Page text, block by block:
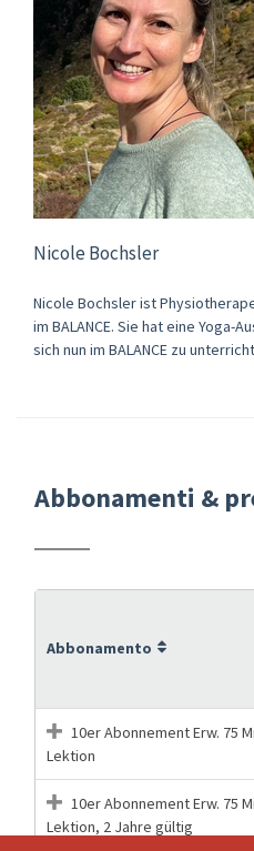
Nicole Bochsler
Nicole Bochsler ist
im BALANCE. Sie hat eine Yoga-
sich nun im BALANCE zu
Abbonamenti &
Abbonamento
10er Abonnement Erw. 75
Lektion
10er Abonnement Erw. 75
Lektion, 2 Jahre gültig